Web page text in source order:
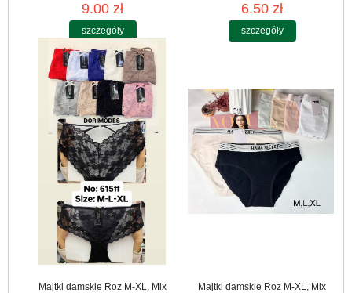
9.00 zł
szczegóły
6.50 zł
szczegóły
Majtki damskie Roz M-XL, Mix
Majtki damskie Roz M-XL, Mix